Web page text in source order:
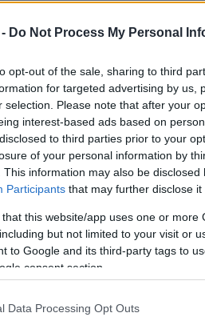
Do Not Process My Personal
opt-out of the sale, sharing to third
for targeted advertising by us,
selection. Please note that after your
interest-based ads based on
to third parties prior to your
of your personal information by
This information may also be
Participants that may further disclose it
that this website/app uses one or
but not limited to your visit or
to Google and its third-party tags to
consent section.
Data Processing Opt Outs
valamint sok
a hétvégén
tájfajta, a vöröstarka
már
a Völgység
MTI-nek
Mihály
agrárszakmai fórum
uniós támogatásokról esik